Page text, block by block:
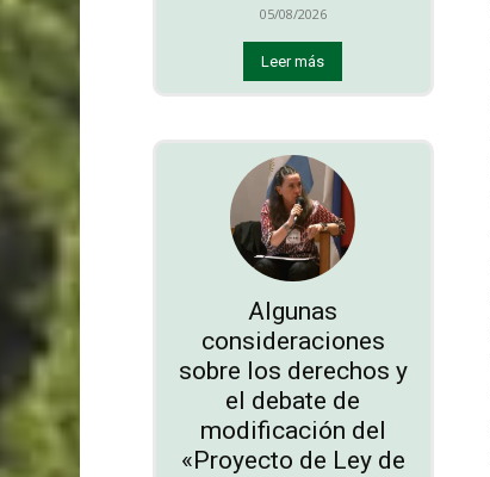
05/08/2026
Leer más
Algunas
consideraciones
sobre los derechos y
el debate de
modificación del
«Proyecto de Ley de